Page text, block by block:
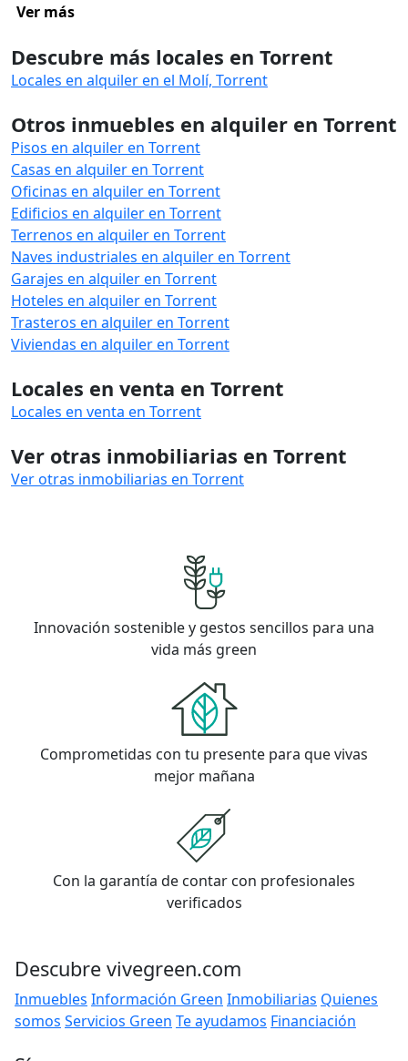
Ver más
Descubre más locales en Torrent
Locales en alquiler en el Molí, Torrent
Otros inmuebles en alquiler en Torrent
Pisos en alquiler en Torrent
Casas en alquiler en Torrent
Oficinas en alquiler en Torrent
Edificios en alquiler en Torrent
Terrenos en alquiler en Torrent
Naves industriales en alquiler en Torrent
Garajes en alquiler en Torrent
Hoteles en alquiler en Torrent
Trasteros en alquiler en Torrent
Viviendas en alquiler en Torrent
Locales en venta en Torrent
Locales en venta en Torrent
Ver otras inmobiliarias en Torrent
Ver otras inmobiliarias en Torrent
Innovación sostenible y gestos sencillos para una
vida más green
Comprometidas con tu presente para que vivas
mejor mañana
Con la garantía de contar con profesionales
verificados
Descubre vivegreen.com
Inmuebles Información Green Inmobiliarias Quienes
somos Servicios Green Te ayudamos Financiación